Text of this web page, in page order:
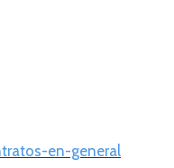
en-general